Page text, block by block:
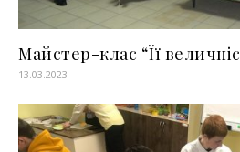
Майстер-клас “Її
13.03.2023